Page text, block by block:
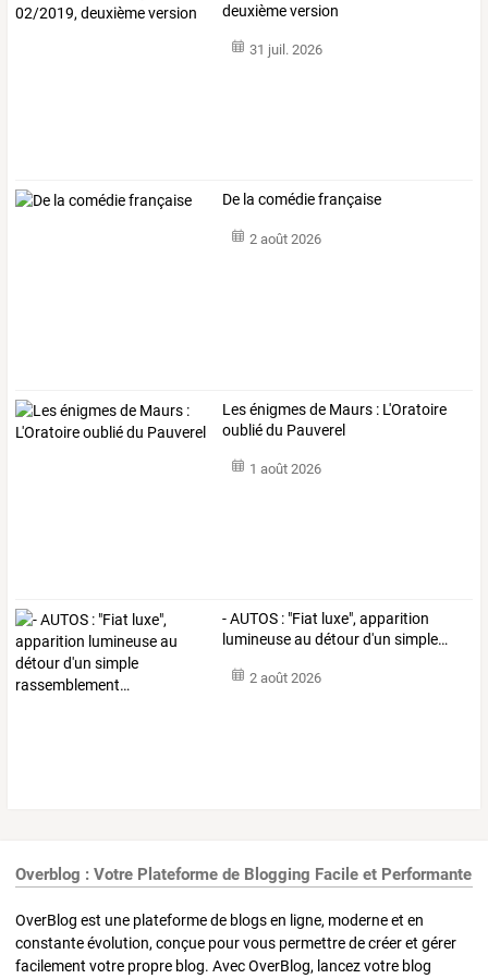
deuxième version
31 juil. 2026
De la comédie française
2 août 2026
Les énigmes de Maurs : L'Oratoire
oublié du Pauverel
1 août 2026
-AUTOS : "Fiat luxe", apparition
lumineuseau détourd'un simple…
2 août 2026
Overblog : Votre Plateforme de Blogging Facile et Performante
OverBlog est une plateforme de blogs en ligne, moderne et en
constante évolution, conçue pour vous permettre de créer et gérer
facilement votre propre blog. Avec OverBlog, lancez votre blog